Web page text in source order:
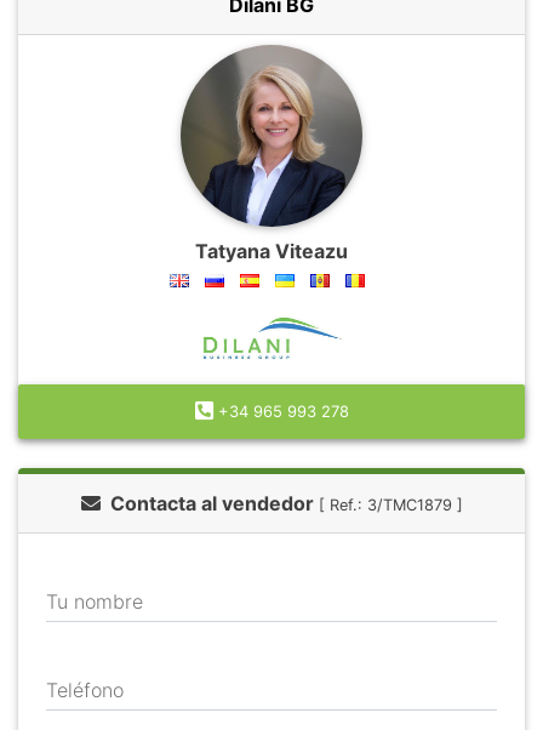
Tatyana Viteazu
+34 965 993 278
Contacta al vendedor [ Ref.: 3/TMC1879 ]
Tu nombre
Teléfono